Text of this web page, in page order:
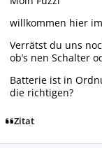
willkommen hier
Verrätst du uns
ob’s nen Schalter
Batterie ist in
die richtigen?
Zitat